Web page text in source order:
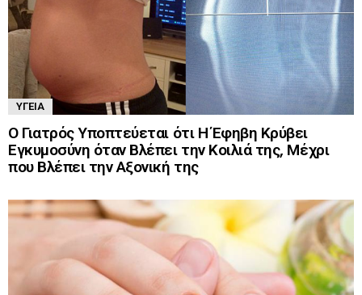
ΥΓΕΊΑ
Ο Γιατρός Υποπτεύεται ότι Η Έφηβη Κρύβει
Εγκυμοσύνη όταν Βλέπει την Κοιλιά της, Μέχρι
που Βλέπει την Αξονική της